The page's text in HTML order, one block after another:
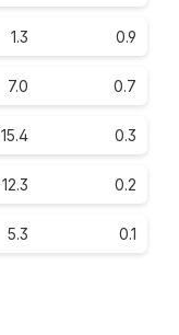
1.3 0.9
7.0 0.7
15.4 0.3
12.3 0.2
5.3 0.1